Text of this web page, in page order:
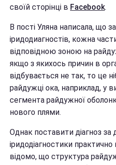
своїй сторінці в Facebook.
В пості Уляна написала, що
iридодиагностiв, кожна
відповідною зоною на
якщо з якихось причин в
відбувається не так, то це
райдужці ока, наприклад, у
сегмента райдужної
нового плями.
Однак поставити діагноз
іридодіагностики
відомо, що структура